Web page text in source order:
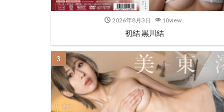
2026年8月3日 10view
初結 黒川結